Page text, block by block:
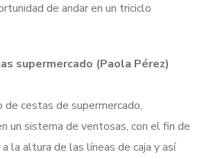
de andar en un triciclo
supermercado (Paola Pérez)
cestas de supermercado,
un sistema de ventosas, con el fin de
la altura de las líneas de caja y así